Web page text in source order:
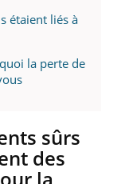
étaient liés à
la perte de
sûrs
des
la